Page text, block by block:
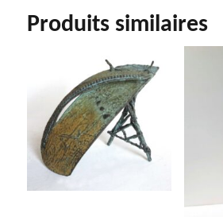
Produits similaires